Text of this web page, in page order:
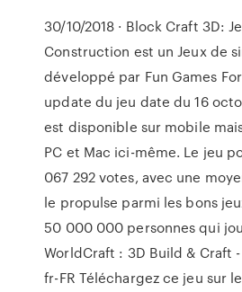
30/10/2018 · Block Craft 3D:
Construction est un Jeux de
développé par Fun Games
update du jeu date du 16
est disponible sur mobile
PC et Mac ici-même. Le jeu
067 292 votes, avec une
le propulse parmi les bons
50 000 000 personnes qui
WorldCraft : 3D Build & Craft
fr-FR Téléchargez ce jeu sur